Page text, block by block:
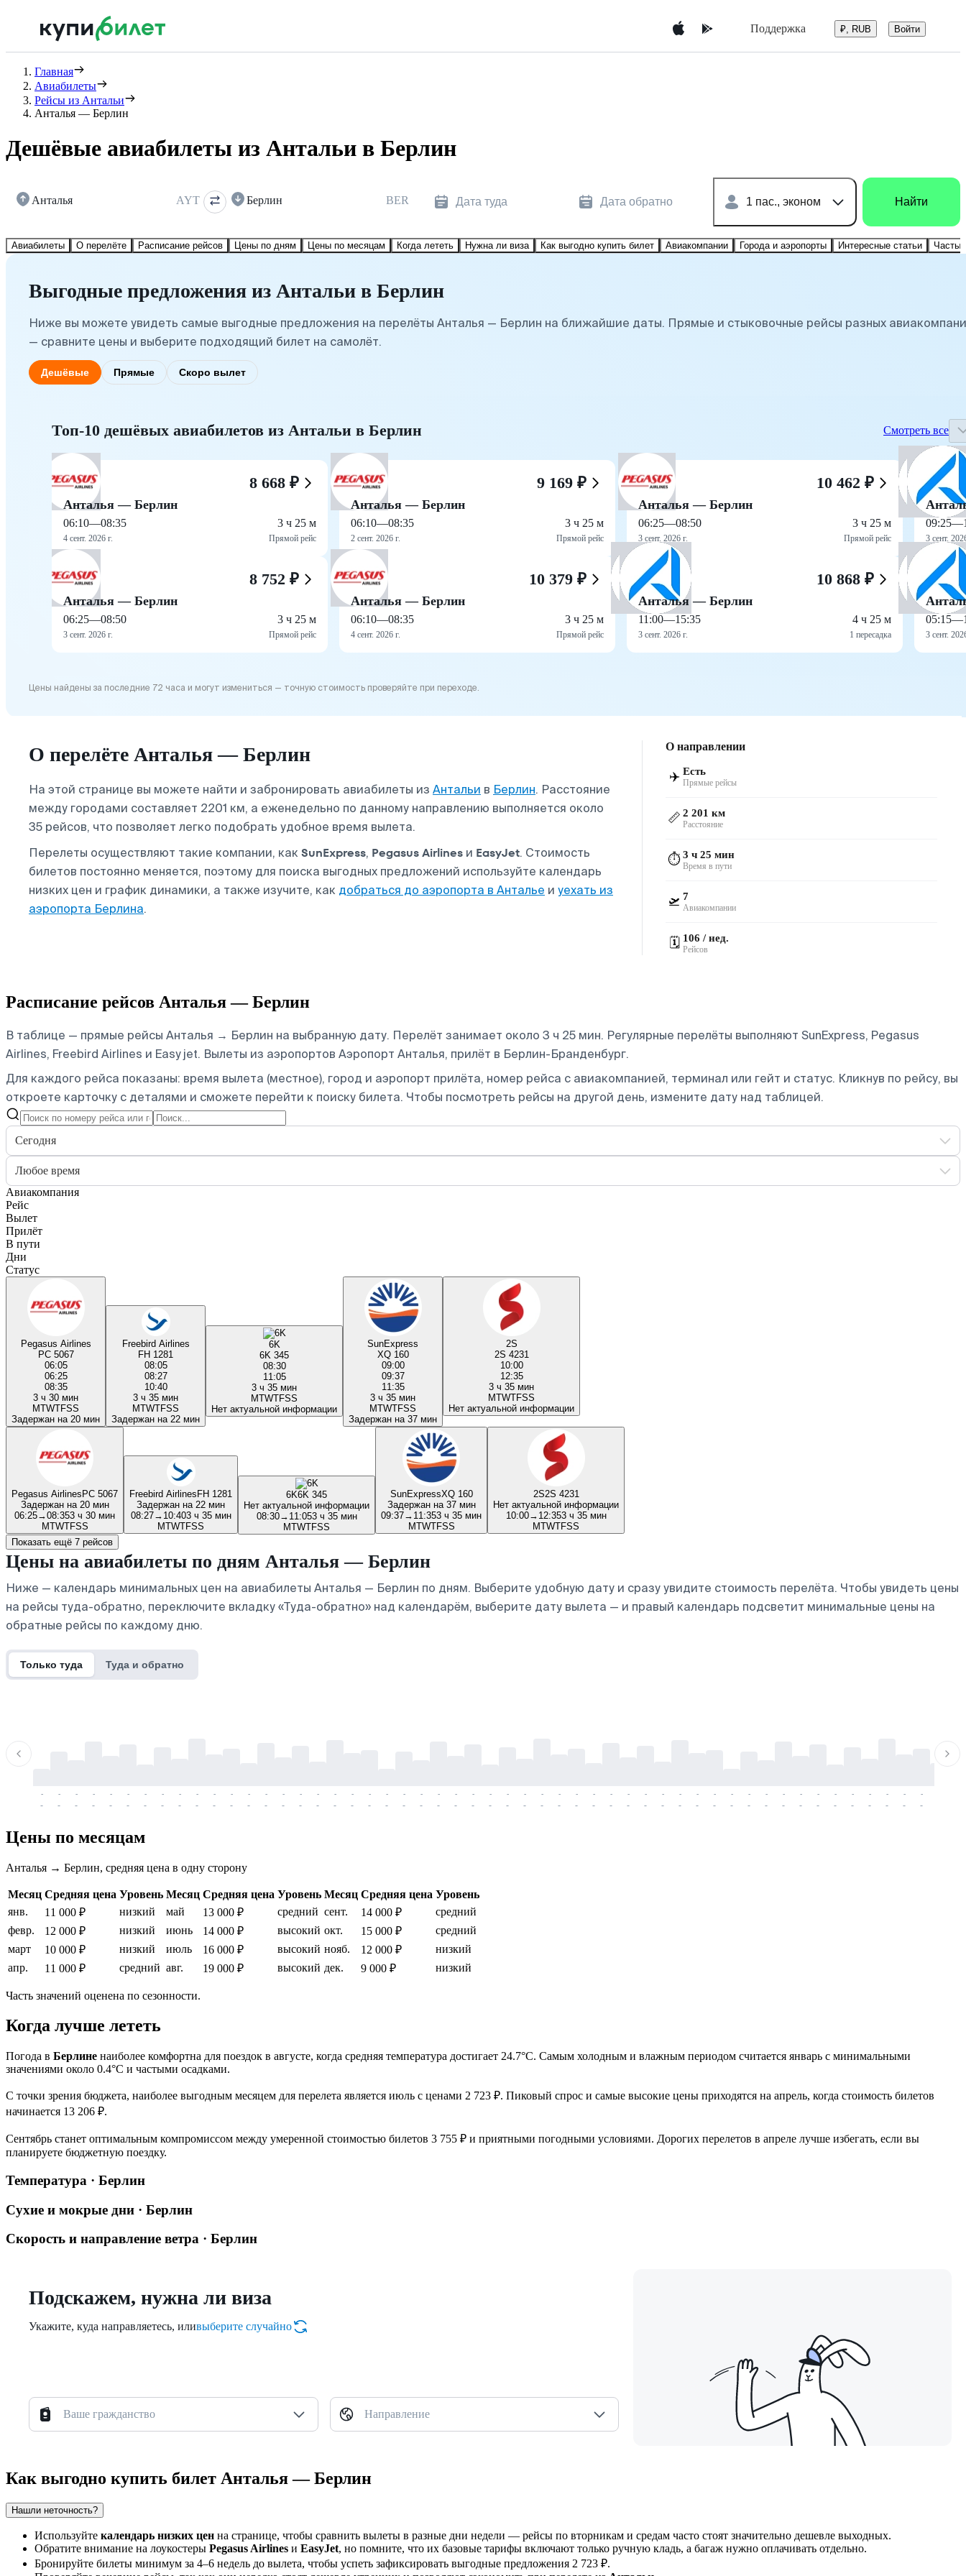
Поддержка ₽, RUB Войти
Главная
Авиабилеты
Рейсы из Антальи
Анталья — Берлин
Дешёвые авиабилеты из Антальи в Берлин
Анталья AYT Берлин BER Дата туда Дата обратно 1 пас., эконом Найти
Авиабилеты О перелёте Расписание рейсов Цены по дням Цены по месяцам Когда лететь Нужна ли виза Как выгодно купить билет Авиакомпании Города и аэропорты Интересные статьи
Выгодные предложения из Антальи в Берлин
Ниже вы можете увидеть самые выгодные предложения на перелёты Анталья — Берлин на ближайшие даты. Прямые и стыковочные рейсы разных
— сравните цены и выберите подходящий билет на самолёт.
Дешёвые Прямые Скоро вылет
Топ-10 дешёвых авиабилетов из Антальи в Берлин Смотреть все
8 668 ₽
Анталья — Берлин
06:10—08:35
4 сент. 2026 г.
3 ч 25 м
Прямой рейс
8 752 ₽
Анталья — Берлин
06:25—08:50
3 сент. 2026 г.
3 ч 25 м
Прямой рейс
9 169 ₽
Анталья — Берлин
06:10—08:35
2 сент. 2026 г.
3 ч 25 м
Прямой рейс
10 379 ₽
Анталья — Берлин
06:10—08:35
4 сент. 2026 г.
3 ч 25 м
Прямой рейс
10 462 ₽
Анталья — Берлин
06:25—08:50
3 сент. 2026 г.
3 ч 25 м
Прямой рейс
10 868 ₽
Анталья — Берлин
11:00—15:35
3 сент. 2026 г.
4 ч 25 м
1 пересадка
09:25—
3 сент.
05:15—
3 сент.
Цены найдены за последние 72 часа и могут измениться — точную стоимость проверяйте при переходе.
О перелёте Анталья — Берлин
На этой странице вы можете найти и забронировать авиабилеты из Антальи в Берлин. Расстояние
между городами составляет 2201 км, а еженедельно по данному направлению выполняется около
35 рейсов, что позволяет легко подобрать удобное время вылета.
Перелеты осуществляют такие компании, как SunExpress, Pegasus Airlines и EasyJet. Стоимость
билетов постоянно меняется, поэтому для поиска выгодных предложений используйте календарь
низких цен и график динамики, а также изучите, как добраться до аэропорта в Анталье и уехать из
аэропорта Берлина.
О направлении
✈️ Есть
Прямые рейсы
📏 2 201 км
Расстояние
⏱️ 3 ч 25 мин
Время в пути
🛫 7
Авиакомпании
🗓️ 106 / нед.
Рейсов
Расписание рейсов Анталья — Берлин
В таблице — прямые рейсы Анталья → Берлин на выбранную дату. Перелёт занимает около 3 ч 25 мин. Регулярные перелёты выполняют SunExpress, Pegasus
Airlines, Freebird Airlines и Easy jet. Вылеты из аэропортов Аэропорт Анталья, прилёт в Берлин-Бранденбург.
Для каждого рейса показаны: время вылета (местное), город и аэропорт прилёта, номер рейса с авиакомпанией, терминал или гейт и статус. Кликнув по рейсу, вы
откроете карточку с деталями и сможете перейти к поиску билета. Чтобы посмотреть рейсы на другой день, измените дату над таблицей.
Сегодня
Любое время
Авиакомпания
Рейс
Вылет
Прилёт
В пути
Дни
Статус
Pegasus Airlines
PC 5067
06:05
06:25
08:35
3 ч 30 мин
MTWTFSS
Задержан на 20 мин
Freebird Airlines
FH 1281
08:05
08:27
10:40
3 ч 35 мин
MTWTFSS
Задержан на 22 мин
6K
6K 345
08:30
11:05
3 ч 35 мин
MTWTFSS
Нет актуальной информации
SunExpress
XQ 160
09:00
09:37
11:35
3 ч 35 мин
MTWTFSS
Задержан на 37 мин
2S
2S 4231
10:00
12:35
3 ч 35 мин
MTWTFSS
Нет актуальной информации
Pegasus AirlinesPC 5067
Задержан на 20 мин
06:25→08:353 ч 30 мин
MTWTFSS
Freebird AirlinesFH 1281
Задержан на 22 мин
08:27→ 10:403 ч 35 мин
MTWTFSS
6K6K 345
Нет актуальной информации
08:30→ 11:053 ч 35 мин
MTWTFSS
SunExpressXQ 160
Задержан на 37 мин
09:37→ 11:353 ч 35 мин
MTWTFSS
2S2S 4231
Нет актуальной информации
10:00→ 12:353 ч 35 мин
MTWTFSS
Показать ещё 7 рейсов
Цены на авиабилеты по дням Анталья — Берлин
Ниже — календарь минимальных цен на авиабилеты Анталья — Берлин по дням. Выберите удобную дату и сразу увидите стоимость перелёта. Чтобы увидеть цены
на рейсы туда-обратно, переключите вкладку «Туда-обратно» над календарём, выберите дату вылета — и правый календарь подсветит минимальные цены на
обратные рейсы по каждому дню.
Только туда Туда и обратно
-
-
-
-
-
-
-
-
-
-
-
-
-
-
-
-
-
-
-
-
-
-
-
-
-
-
-
-
-
-
-
-
-
-
-
-
-
-
-
-
-
-
-
-
-
-
-
-
-
-
-
-
-
-
-
-
-
-
-
-
-
-
-
-
-
-
-
-
-
-
-
-
-
-
-
-
-
-
-
-
-
-
-
-
-
-
-
-
-
-
-
-
-
-
-
-
-
-
-
-
-
-
-
-
Цены по месяцам
Анталья → Берлин, средняя цена в одну сторону
Месяц Средняя цена Уровень Месяц Средняя цена Уровень Месяц Средняя цена Уровень
янв.
11 000 ₽ низкий май 13 000 ₽ средний сент. 14 000 ₽
средний
февр.
12 000 ₽ низкий июнь 14 000 ₽ высокий окт. 15 000 ₽
средний
март
10 000 ₽ низкий июль 16 000 ₽ высокий нояб. 12 000 ₽
низкий
апр.
11 000 ₽ средний авг. 19 000 ₽ высокий дек. 9 000 ₽ низкий
Часть значений оценена по сезонности.
Когда лучше лететь
Погода в Берлине наиболее комфортна для поездок в августе, когда средняя температура достигает 24.7°C. Самым холодным и влажным периодом считается январь с минимальными
значениями около 0.4°C и частыми осадками.
С точки зрения бюджета, наиболее выгодным месяцем для перелета является июль с ценами 2 723 ₽. Пиковый спрос и самые высокие цены приходятся на апрель, когда стоимость билетов
начинается 13 206 ₽.
Сентябрь станет оптимальным компромиссом между умеренной стоимостью билетов 3 755 ₽ и приятными погодными условиями. Дорогих перелетов в апреле лучше избегать, если вы
планируете бюджетную поездку.
Температура · Берлин
Сухие и мокрые дни · Берлин
Скорость и направление ветра · Берлин
Подскажем, нужна ли виза
Укажите, куда направляетесь, иливыберите случайно
Ваше гражданство Направление
Как выгодно купить билет Анталья — Берлин
Нашли неточность?
Используйте календарь низких цен на странице, чтобы сравнить вылеты в разные дни недели — рейсы по вторникам и средам часто стоят значительно дешевле выходных.
Обратите внимание на лоукостеры Pegasus Airlines и EasyJet, но помните, что их базовые тарифы включают только ручную кладь, а багаж нужно оплачивать отдельно.
Бронируйте билеты минимум за 4–6 недель до вылета, чтобы успеть зафиксировать выгодные предложения 2 723 ₽.